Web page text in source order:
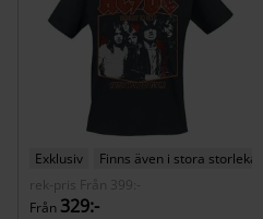
Exklusiv
Finns även i stora storlekar
rek-pris
Från
399:-
Från 329:-